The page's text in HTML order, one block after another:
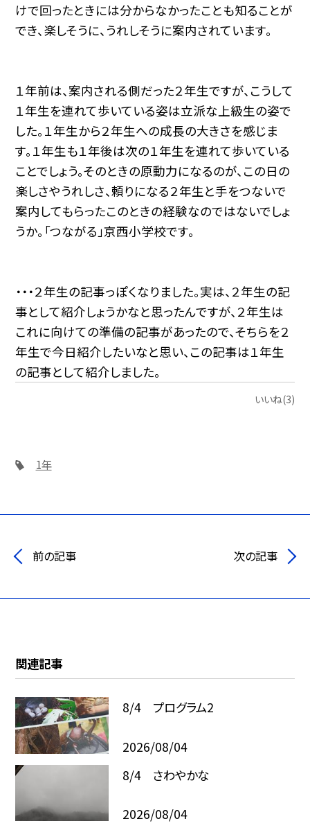
けで回ったときには分からなかったことも知ることが
でき、楽しそうに、うれしそうに案内されています。
１年前は、案内される側だった２年生ですが、こうして
１年生を連れて歩いている姿は立派な上級生の姿で
した。１年生から２年生への成長の大きさを感じま
す。１年生も１年後は次の１年生を連れて歩いている
ことでしょう。そのときの原動力になるのが、この日の
楽しさやうれしさ、頼りになる２年生と手をつないで
案内してもらったこのときの経験なのではないでしょ
うか。「つながる」京西小学校です。
・・・２年生の記事っぽくなりました。実は、２年生の記
事として紹介しょうかなと思ったんですが、２年生は
これに向けての準備の記事があったので、そちらを２
年生で今日紹介したいなと思い、この記事は１年生
の記事として紹介しました。
いいね(3)
1年
前の記事 次の記事
関連記事
8/4 プログラム2
2026/08/04
8/4 さわやかな
2026/08/04